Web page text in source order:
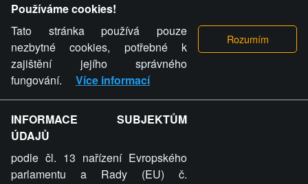
videa a komentáře. Osoba, které se toto opatření provozovatele
stránky týče, ani osoba, která umístila fotografii nebo video na
stránku, nemůže z důvodu odstranění fotografie, videa nebo
komentáře pro výše uvedenou okolnost uplatnit vůči
provozovateli stránky žádný nárok na náhradu škody nebo
nemajetkové újmy.
ZVRÁCENÝ.CZ - Svět není zvrácenej. To jen
ty lidi...
Používáme cookies!
Tato stránka používá pouze
nezbytné cookies, potřebné k
zajištění jejího správného
fungování.
Více informací
INFORMACE SUBJEKTŮM
ÚDAJŮ
podle čl. 13 nařízení Evropského
parlamentu a Rady (EU) č.